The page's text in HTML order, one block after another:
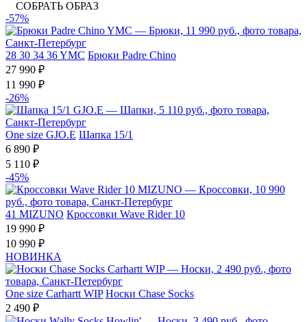
СОБРАТЬ ОБРАЗ
-57%
28 30 34 36YMC Брюки Padre Chino
27 990 ₽
11 990 ₽
-26%
One size GJO.E Шапка 15/1
6 890 ₽
5 110 ₽
-45%
41 MIZUNO Кроссовки Wave Rider 10
19 990 ₽
10 990 ₽
НОВИНКА
One size Carhartt WIP Носки Chase Socks
2 490 ₽